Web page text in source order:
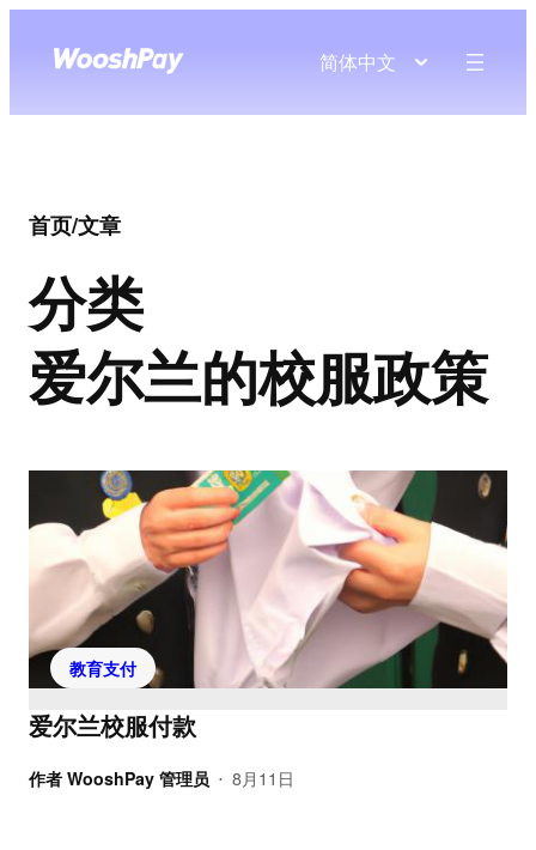
简体中文
首页/文章
分类
爱尔兰的校服政策
教育支付
爱尔兰校服付款
作者 WooshPay 管理员 • 8月11日